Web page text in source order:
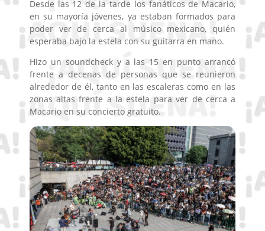
Desde las 12 de la tarde los fanáticos de Macario,
en su mayoría jóvenes, ya estaban formados para
poder ver de cerca al músico mexicano, quién
esperaba bajo la estela con su guitarra en mano.
Hizo un soundcheck y a las 15 en punto arrancó
frente a decenas de personas que se reunieron
alrededor de él, tanto en las escaleras como en las
zonas altas frente a la estela para ver de cerca a
Macario en su concierto gratuito.